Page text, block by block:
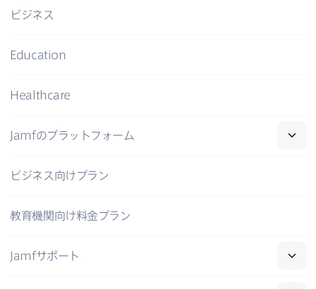
ビジネス
Education
Healthcare
Jamfの​プラットフォーム
ビジネス向けプラン
教育機関向け料金プラン
Jamfサポート